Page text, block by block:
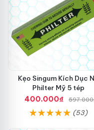
Kẹo Singum Kích Dục
Philter Mỹ 5 tép
400.000₫
(53)